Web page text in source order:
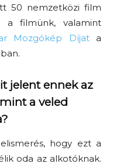
50 nemzetközi film
filmünk, valamint
Mozgókép Díjata
jelent ennek az
a veled
hogy ezt a
oda az alkotóknak.